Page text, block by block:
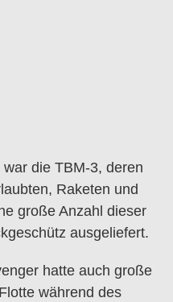
die TBM-3, deren
Raketen und
große Anzahl dieser
ausgeliefert.
hatte auch große
während des